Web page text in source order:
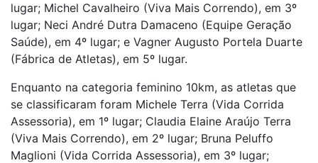
lugar; Michel Cavalheiro (Viva Mais Correndo), em 3º
lugar; Neci André Dutra Damaceno (Equipe Geração
Saúde), em 4º lugar; e Vagner Augusto Portela Duarte
(Fábrica de Atletas), em 5º lugar.
Enquanto na categoria feminino 10km, as atletas que
se classificaram foram Michele Terra (Vida Corrida
Assessoria), em 1º lugar; Claudia Elaine Araújo Terra
(Viva Mais Correndo), em 2º lugar; Bruna Peluffo
Maglioni (Vida Corrida Assessoria), em 3º lugar;